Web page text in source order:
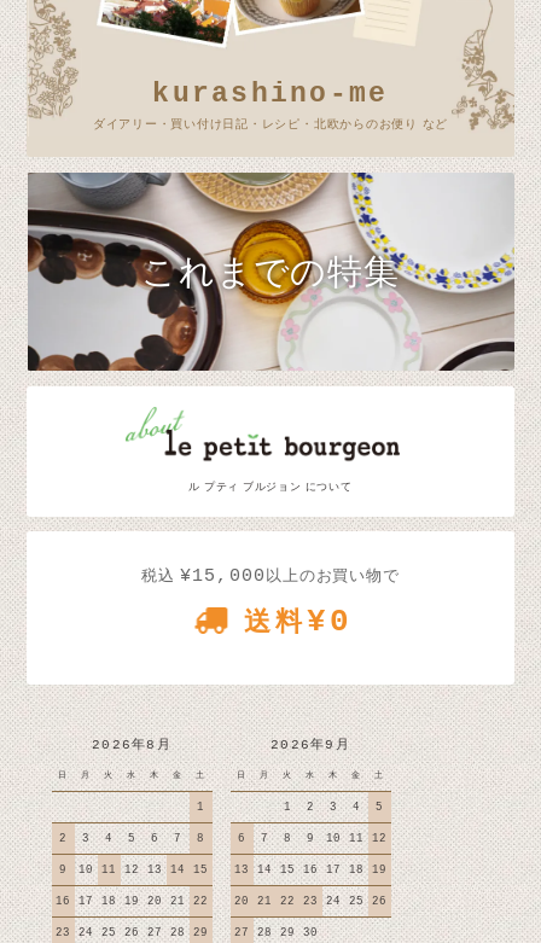
kurashino-me
ダイアリー・買い付け日記・レシピ・北欧からのお便り など
これまでの特集
ル プティ ブルジョン について
税込 ¥15,000 以上のお買い物で
送料¥0
2026年8月
日 月 火 水 木 金 土
1
2 3 4 5 6 7 8
9 10 11 12 13 14 15
16 17 18 19 20 21 22
23 24 25 26 27 28 29
2026年9月
日 月 火 水 木 金 土
1 2 3 4 5
6 7 8 9 10 11 12
13 14 15 16 17 18 19
20 21 22 23 24 25 26
27 28 29 30